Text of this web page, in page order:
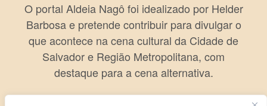
O portal Aldeia Nagô foi idealizado por Helder
Barbosa e pretende contribuir para divulgar o
que acontece na cena cultural da Cidade de
Salvador e Região Metropolitana, com
destaque para a cena alternativa.